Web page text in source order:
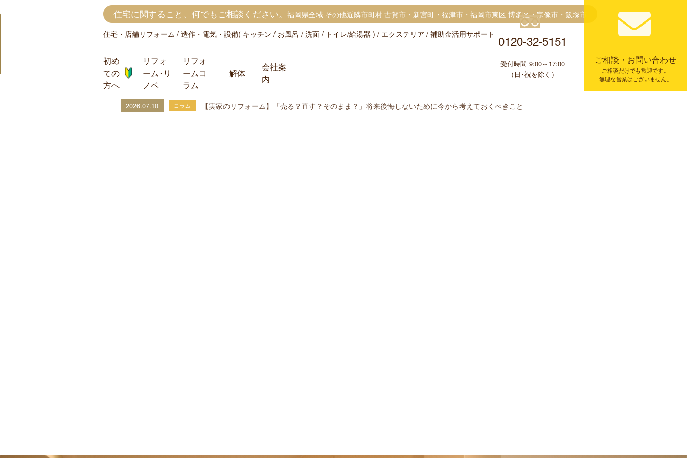
応
住宅に関すること、何でもご相談ください。 福岡県全域 その他近隣市町村 古賀市・新宮町・福津市・福岡市東区 博多区・宗像市・飯塚市
り
住宅・店舗リフォーム / 造作・電気・設備( キッチン / お風呂 / 洗面 / トイレ/給湯器 ) / エクステリア / 補助金活用サポート
初め
ての
方へ
リフォ
ーム･リ
ノベ
リフォ
ームコ
ラム
解体
会社案
内
0120-32-5151
受付時間 9:00～17:00
（日･祝を除く）
ご相談・お問い合わせ
ご相談だけでも歓迎です。
無理な営業はございません。
コラム 【実家のリフォーム】「売る？直す？そのまま？」将来後悔しないために今から考えておくべきこと
コラム
コラム
コラム